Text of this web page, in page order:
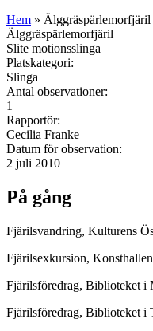
Hem » Älggräspärlemorfjäril
Älggräspärlemorfjäril
Slite motionsslinga
Platskategori:
Slinga
Antal observationer:
1
Rapportör:
Cecilia Franke
Datum för observation:
2 juli 2010
På gång
Fjärilsvandring, Kulturens
Fjärilsexkursion,
Fjärilsföredrag, Biblioteket i
Fjärilsföredrag, Biblioteket i